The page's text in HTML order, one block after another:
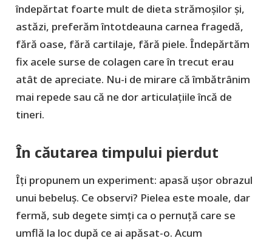
îndepărtat foarte mult de dieta strămoșilor și,
astăzi, preferăm întotdeauna carnea fragedă,
fără oase, fără cartilaje, fără piele. Îndepărtăm
fix acele surse de colagen care în trecut erau
atât de apreciate. Nu-i de mirare că îmbătrânim
mai repede sau că ne dor articulațiile încă de
tineri.
În căutarea timpului pierdut
Îți propunem un experiment: apasă ușor obrazul
unui bebeluș. Ce observi? Pielea este moale, dar
fermă, sub degete simți ca o pernuță care se
umflă la loc după ce ai apăsat-o. Acum